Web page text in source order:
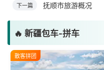
下一篇 抚顺市旅游概况
🔥 新疆包车-拼车
散客拼团